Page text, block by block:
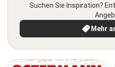
Suchen Sie Inspiration?
Mehr